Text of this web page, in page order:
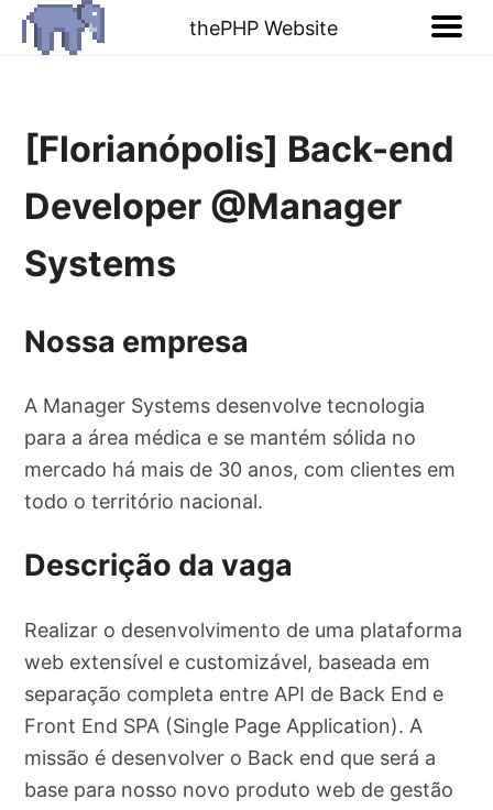
thePHP Website
[Florianópolis] Back-end
Developer @Manager
Systems
Nossa empresa
A Manager Systems desenvolve tecnologia
para a área médica e se mantém sólida no
mercado há mais de 30 anos, com clientes em
todo o território nacional.
Descrição da vaga
Realizar o desenvolvimento de uma plataforma
web extensível e customizável, baseada em
separação completa entre API de Back End e
Front End SPA (Single Page Application). A
missão é desenvolver o Back end que será a
base para nosso novo produto web de gestão